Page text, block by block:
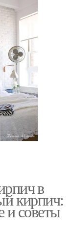
в
кирпич:
и советы